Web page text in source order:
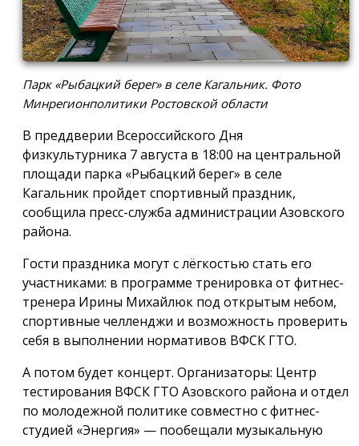
Парк «Рыбацкий берег» в селе Кагальник. Фото
Минрегионполитики Ростовской области
В преддверии Всероссийского Дня
физкультурника 7 августа в 18:00 на центральной
площади парка «Рыбацкий берег» в селе
Кагальник пройдет спортивный праздник,
сообщила пресс-служба администрации Азовского
района.
Гости праздника могут с лёгкостью стать его
участниками: в программе тренировка от фитнес-
тренера Ирины Михайлюк под открытым небом,
спортивные челленджи и возможность проверить
себя в выполнении нормативов ВФСК ГТО.
А потом будет концерт. Организаторы: Центр
тестирования ВФСК ГТО Азовского района и отдел
по молодежной политике совместно с фитнес-
студией «Энергия» — пообещали музыкальную